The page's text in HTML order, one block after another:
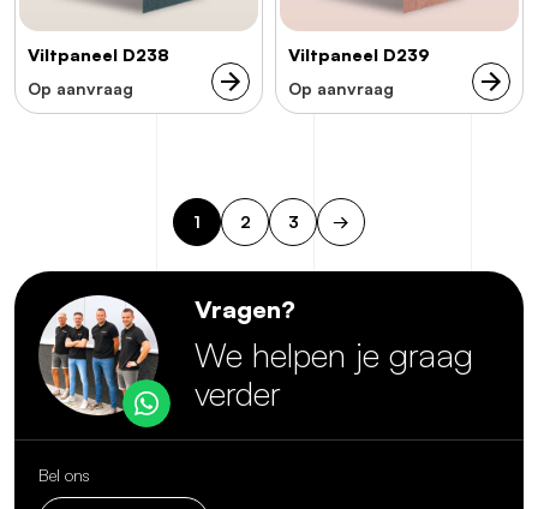
Viltpaneel D238
Op aanvraag
Viltpaneel D239
Op aanvraag
1 2 3 →
Vragen?
We helpen je graag
verder
Bel ons